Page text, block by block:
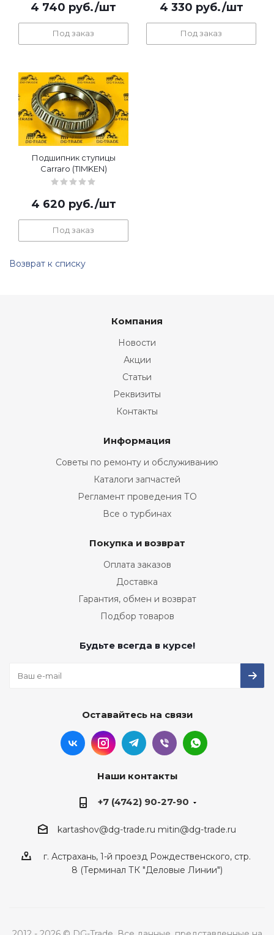
4 740 руб./шт
Под заказ
4 330 руб./шт
Под заказ
Подшипник ступицы
Carraro (TIMKEN)
4 620 руб./шт
Под заказ
Возврат к списку
Компания
Новости
Акции
Статьи
Реквизиты
Контакты
Информация
Советы по ремонту и обслуживанию
Каталоги запчастей
Регламент проведения ТО
Все о турбинах
Покупка и возврат
Оплата заказов
Доставка
Гарантия, обмен и возврат
Подбор товаров
Будьте всегда в курсе!
Оставайтесь на связи
Наши контакты
+7 (4742) 90-27-90
kartashov@dg-trade.ru mitin@dg-trade.ru
г. Астрахань, 1-й проезд Рождественского, стр.
8 (Терминал ТК "Деловые Линии")